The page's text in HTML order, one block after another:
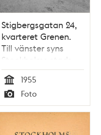
Stigbergsgatan 24,
kvarteret Grenen.
Till vänster syns
Stockholms stads
handelsgymnasium/
Schartaus
Handelsinstitut.
Tid
1955
Typ
Foto